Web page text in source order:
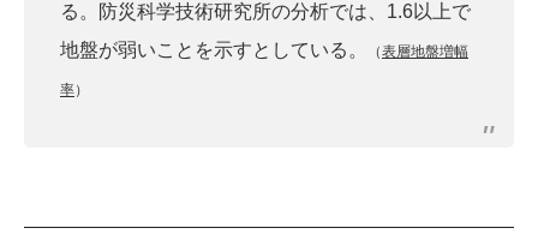
る。防災科学技術研究所の分析では、1.6以上で
地盤が弱いことを示すとしている。
（表層地盤増幅
率）